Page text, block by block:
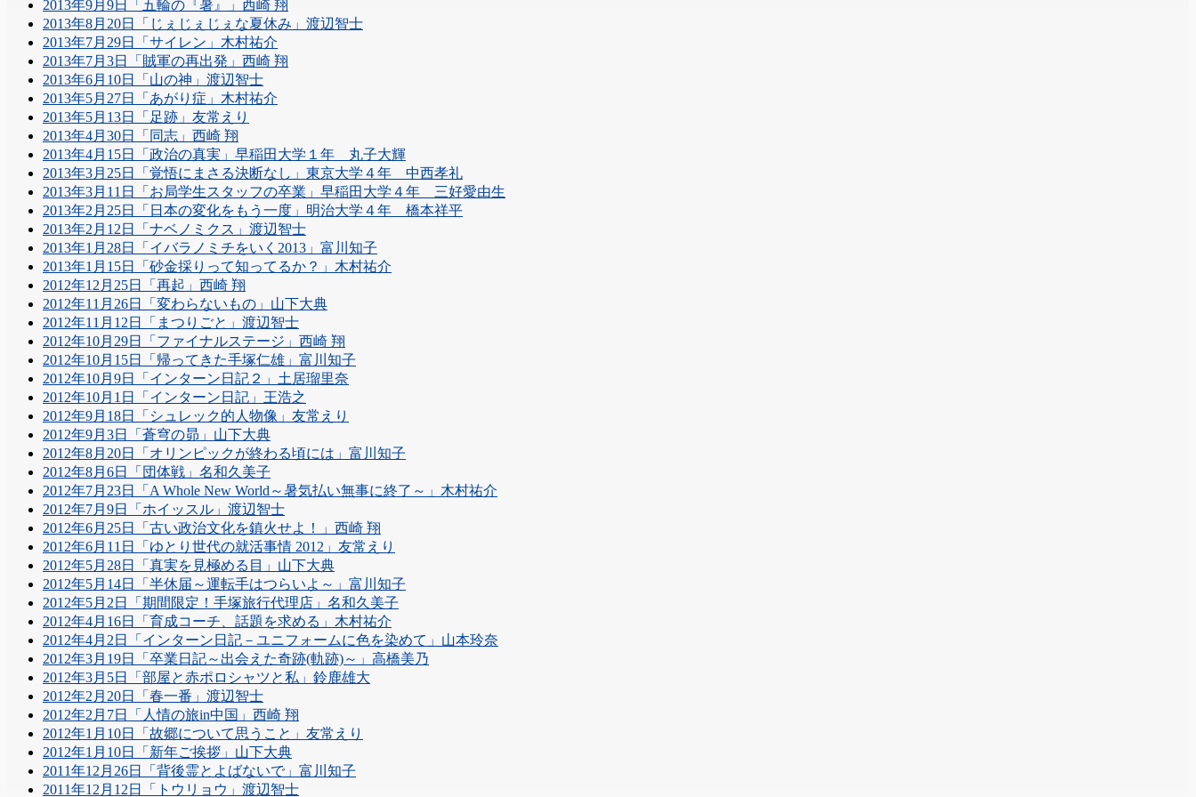
2013年9月9日「五輪の『暑』」西崎 翔
2013年8月20日「じぇじぇじぇな夏休み」渡辺智士
2013年7月29日「サイレン」木村祐介
2013年7月3日「賊軍の再出発」西崎 翔
2013年6月10日「山の神」渡辺智士
2013年5月27日「あがり症」木村祐介
2013年5月13日「足跡」友常えり
2013年4月30日「同志」西崎 翔
2013年4月15日「政治の真実」早稲田大学１年 丸子大輝
2013年3月25日「覚悟にまさる決断なし」東京大学４年 中西孝礼
2013年3月11日「お局学生スタッフの卒業」早稲田大学４年 三好愛由生
2013年2月25日「日本の変化をもう一度」明治大学４年 橋本祥平
2013年2月12日「ナベノミクス」渡辺智士
2013年1月28日「イバラノミチをいく2013」富川知子
2013年1月15日「砂金採りって知ってるか？」木村祐介
2012年12月25日「再起」西崎 翔
2012年11月26日「変わらないもの」山下大典
2012年11月12日「まつりごと」渡辺智士
2012年10月29日「ファイナルステージ」西崎 翔
2012年10月15日「帰ってきた手塚仁雄」富川知子
2012年10月9日「インターン日記２」土居瑠里奈
2012年10月1日「インターン日記」王浩之
2012年9月18日「シュレック的人物像」友常えり
2012年9月3日「蒼穹の昴」山下大典
2012年8月20日「オリンピックが終わる頃には」富川知子
2012年8月6日「団体戦」名和久美子
2012年7月23日「A Whole New World～暑気払い無事に終了～」木村祐介
2012年7月9日「ホイッスル」渡辺智士
2012年6月25日「古い政治文化を鎮火せよ！」西崎 翔
2012年6月11日「ゆとり世代の就活事情 2012」友常えり
2012年5月28日「真実を見極める目」山下大典
2012年5月14日「半休届～運転手はつらいよ～」富川知子
2012年5月2日「期間限定！手塚旅行代理店」名和久美子
2012年4月16日「育成コーチ、話題を求める」木村祐介
2012年4月2日「インターン日記－ユニフォームに色を染めて」山本玲奈
2012年3月19日「卒業日記～出会えた奇跡(軌跡)～」高橋美乃
2012年3月5日「部屋と赤ポロシャツと私」鈴鹿雄大
2012年2月20日「春一番」渡辺智士
2012年2月7日「人情の旅in中国」西崎 翔
2012年1月10日「故郷について思うこと」友常えり
2012年1月10日「新年ご挨拶」山下大典
2011年12月26日「背後霊とよばないで」富川知子
2011年12月12日「トウリョウ」渡辺智士